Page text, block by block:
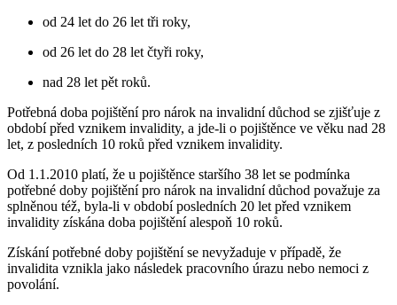
od 24 let do 26 let tři roky,
od 26 let do 28 let čtyři roky,
nad 28 let pět roků.
Potřebná doba pojištění pro nárok na invalidní důchod se zjišťuje z
období před vznikem invalidity, a jde-li o pojištěnce ve věku nad 28
let, z posledních 10 roků před vznikem invalidity.
Od 1.1.2010 platí, že u pojištěnce staršího 38 let se podmínka
potřebné doby pojištění pro nárok na invalidní důchod považuje za
splněnou též, byla-li v období posledních 20 let před vznikem
invalidity získána doba pojištění alespoň 10 roků.
Získání potřebné doby pojištění se nevyžaduje v případě, že
invalidita vznikla jako následek pracovního úrazu nebo nemoci z
povolání.